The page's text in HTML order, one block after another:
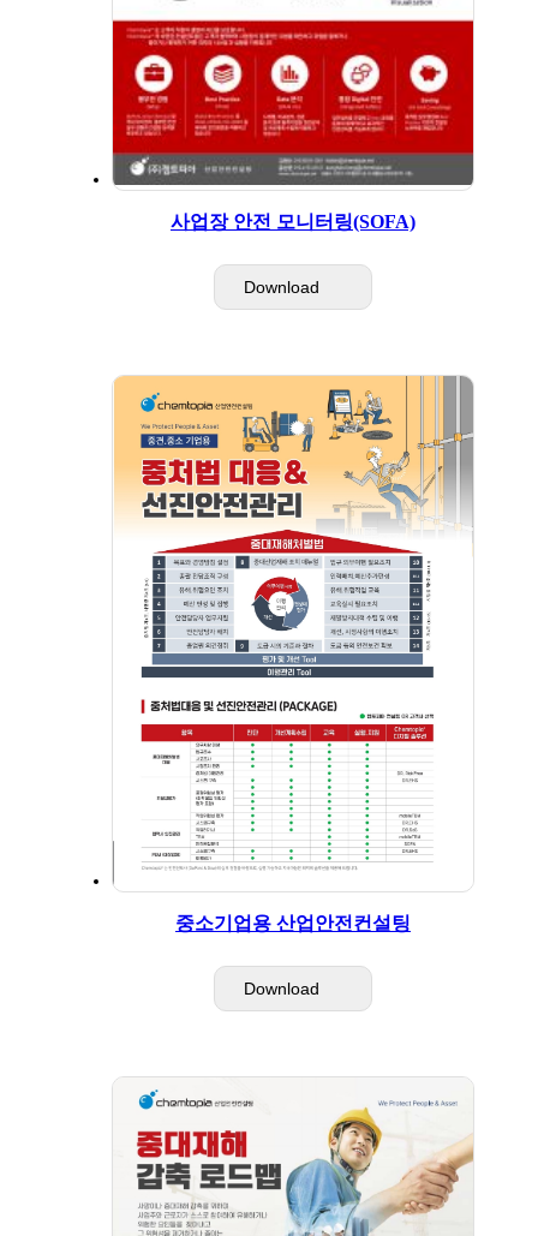
사업장 안전 모니터링(SOFA)
Download
중소기업용 산업안전컨설팅
Download